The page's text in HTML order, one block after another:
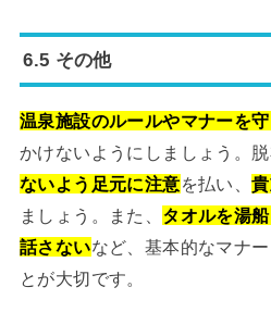
6.5 その他
温泉施設のルールやマナーを守
かけないようにしましょう。脱
ないよう足元に注意を払い、
ましょう。また、 タオルを湯
話さないなど、基本的なマナ
とが大切です。